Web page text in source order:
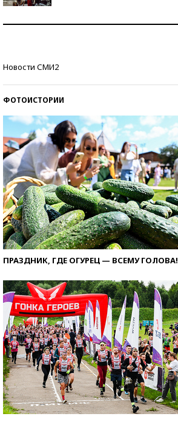
Новости СМИ2
ФОТОИСТОРИИ
ПРАЗДНИК, ГДЕ ОГУРЕЦ — ВСЕМУ ГОЛОВА!